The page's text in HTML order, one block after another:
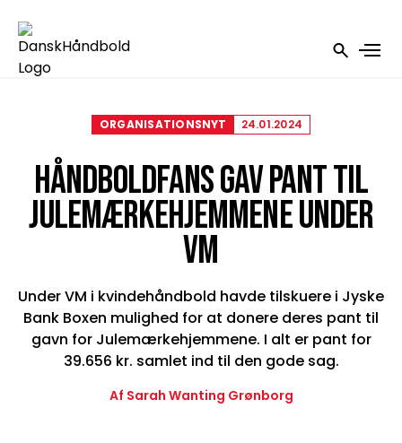
ORGANISATIONSNYT 24.01.2024
HÅNDBOLDFANS GAV PANT TIL
JULEMÆRKEHJEMMENE UNDER
VM
Under VM i kvindehåndbold havde tilskuere i Jyske
Bank Boxen mulighed for at donere deres pant til
gavn for Julemærkehjemmene. I alt er pant for
39.656 kr. samlet ind til den gode sag.
Af Sarah Wanting Grønborg